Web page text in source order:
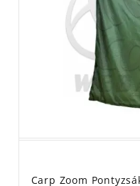
Carp Zoom